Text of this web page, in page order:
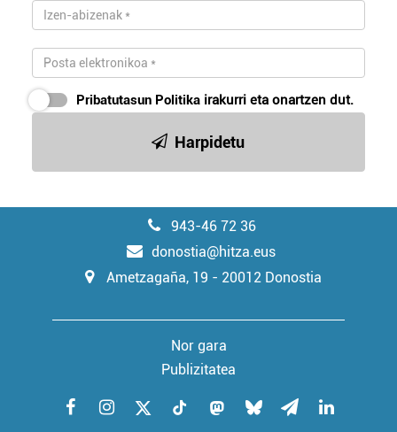
Pribatutasun Politika irakurri eta onartzen dut.
Harpidetu
943-46 72 36
donostia@hitza.eus
Ametzagaña, 19 - 20012 Donostia
Nor gara
Publizitatea